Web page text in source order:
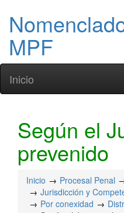
MPF
Inicio
Según el
prevenido
Inicio Procesal Penal
Jurisdicción y
Por conexidad